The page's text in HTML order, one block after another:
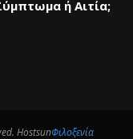
ή Αιτία;
HostsunΦιλοξενία